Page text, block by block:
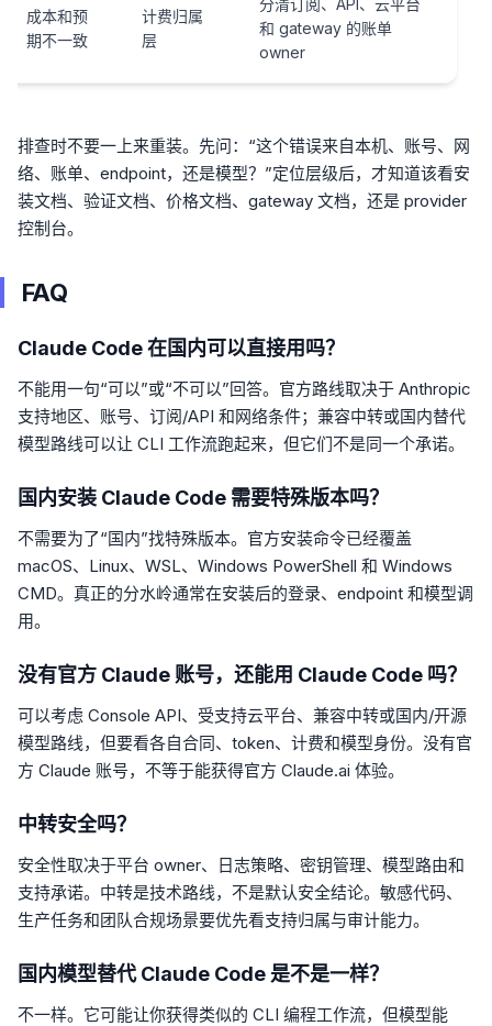
成本和预
期不一致
计费归属
层
分清订阅、API、云平台
和 gateway 的账单
owner
排查时不要一上来重装。先问：“这个错误来自本机、账号、网
络、账单、endpoint，还是模型？”定位层级后，才知道该看安
装文档、验证文档、价格文档、gateway 文档，还是 provider
控制台。
FAQ
Claude Code 在国内可以直接用吗？
不能用一句“可以”或“不可以”回答。官方路线取决于 Anthropic
支持地区、账号、订阅/API 和网络条件；兼容中转或国内替代
模型路线可以让 CLI 工作流跑起来，但它们不是同一个承诺。
国内安装 Claude Code 需要特殊版本吗？
不需要为了“国内”找特殊版本。官方安装命令已经覆盖
macOS、Linux、WSL、Windows PowerShell 和 Windows
CMD。真正的分水岭通常在安装后的登录、endpoint 和模型调
用。
没有官方 Claude 账号，还能用 Claude Code 吗？
可以考虑 Console API、受支持云平台、兼容中转或国内/开源
模型路线，但要看各自合同、token、计费和模型身份。没有官
方 Claude 账号，不等于能获得官方 Claude.ai 体验。
中转安全吗？
安全性取决于平台 owner、日志策略、密钥管理、模型路由和
支持承诺。中转是技术路线，不是默认安全结论。敏感代码、
生产任务和团队合规场景要优先看支持归属与审计能力。
国内模型替代 Claude Code 是不是一样？
不一样。它可能让你获得类似的 CLI 编程工作流，但模型能